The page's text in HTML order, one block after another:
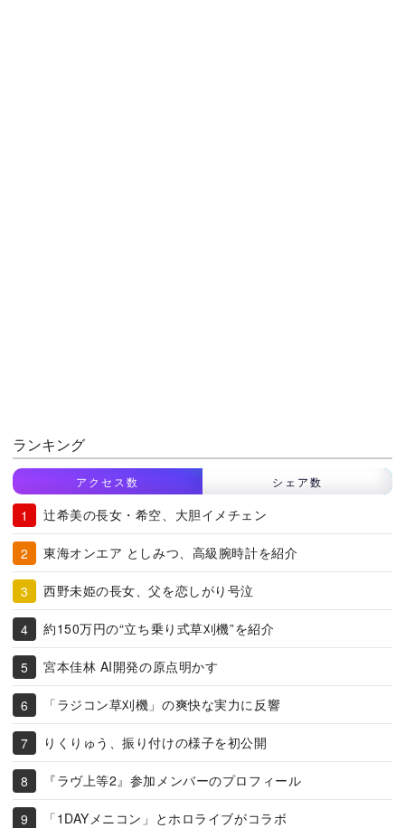
ランキング
アクセス数 シェア数
辻希美の長女・希空、大胆イメチェン
東海オンエア としみつ、高級腕時計を紹介
西野未姫の長女、父を恋しがり号泣
約150万円の“立ち乗り式草刈機”を紹介
宮本佳林 AI開発の原点明かす
「ラジコン草刈機」の爽快な実力に反響
りくりゅう、振り付けの様子を初公開
『ラヴ上等2』参加メンバーのプロフィール
「1DAYメニコン」とホロライブがコラボ